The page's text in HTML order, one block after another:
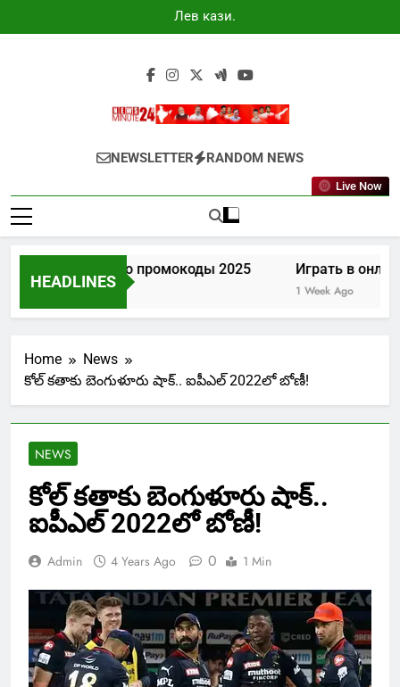
to
Лев казино
промокоды
Newsminute24
Get All Updated Telugu News
NEWSLETTER RANDOM NEWS
Live Now
HEADLINES
Лев казино промокоды 2025
5 Days Ago
Играть в
1 Week Ago
Home
News
కోల్ కతాకు బెంగుళూరు షాక్.. ఐపీఎల్ 2022లో బోణీ!
NEWS
కోల్ కతాకు బెంగుళూరు షాక్..
ఐపీఎల్ 2022లో బోణీ!
Admin 4 Years Ago 0 1 Min